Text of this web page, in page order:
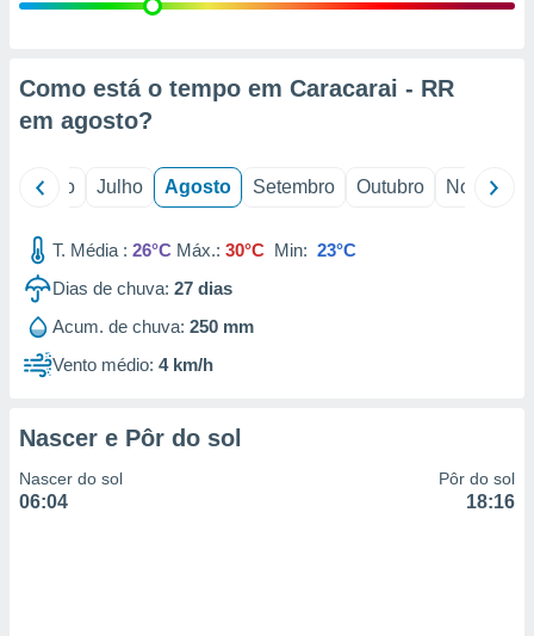
estudos
1199
Como está o tempo em Caracarai - RR
em agosto?
Junho Julho Agosto Setembro Outubro Novembro
T. Média : 26°C Máx.: 30°C Min: 23°C
Dias de chuva: 27 dias
Acum. de chuva: 250 mm
Vento médio: 4 km/h
Nascer e Pôr do sol
Nascer do sol
06:04
Pôr do sol
18:16